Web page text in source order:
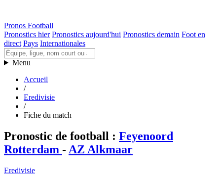
Pronos Football
Pronostics hier Pronostics aujourd'hui Pronostics demain Foot en
direct Pays Internationales
Menu
Accueil
/
Eredivisie
/
Fiche du match
Pronostic de football : Feyenoord
Rotterdam - AZ Alkmaar
Eredivisie